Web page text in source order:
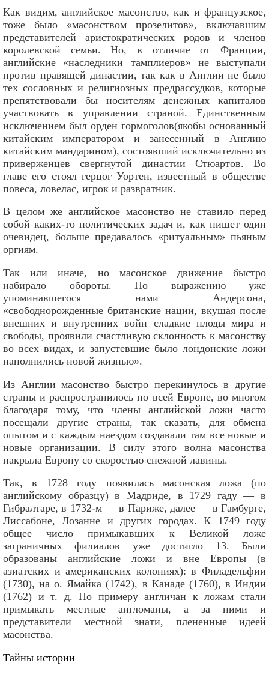
Как видим, английское масонство, как и французское,
тоже было «масонством прозелитов», включавшим
представителей аристократических родов и членов
королевской семьи. Но, в отличие от Франции,
английские «наследники тамплиеров» не выступали
против правящей династии, так как в Англии не было
тех сословных и религиозных предрассудков, которые
препятствовали бы носителям денежных капиталов
участвовать в управлении страной. Единственным
исключением был орден гормоголов(якобы основанный
китайским императором и занесенный в Англию
китайским мандарином), состоявший исключительно из
приверженцев свергнутой династии Стюартов. Во
главе его стоял герцог Уортен, известный в обществе
повеса, ловелас, игрок и развратник.
В целом же английское масонство не ставило перед
собой каких-то политических задач и, как пишет один
очевидец, больше предавалось «ритуальным» пьяным
оргиям.
Так или иначе, но масонское движение быстро
набирало обороты. По выражению уже
упоминавшегося нами Андерсона,
«свободнорожденные британские нации, вкушая после
внешних и внутренних войн сладкие плоды мира и
свободы, проявили счастливую склонность к масонству
во всех видах, и запустевшие было лондонские ложи
наполнились новой жизнью».
Из Англии масонство быстро перекинулось в другие
страны и распространилось по всей Европе, во многом
благодаря тому, что члены английской ложи часто
посещали другие страны, так сказать, для обмена
опытом и с каждым наездом создавали там все новые и
новые организации. В силу этого волна масонства
накрыла Европу со скоростью снежной лавины.
Так, в 1728 году появилась масонская ложа (по
английскому образцу) в Мадриде, в 1729 гаду — в
Гибралтаре, в 1732-м — в Париже, далее — в Гамбурге,
Лиссабоне, Лозанне и других городах. К 1749 году
общее число примыкавших к Великой ложе
заграничных филиалов уже достигло 13. Были
образованы английские ложи и вне Европы (в
азиатских и американских колониях): в Филадельфии
(1730), на о. Ямайка (1742), в Канаде (1760), в Индии
(1762) и т. д. По примеру англичан к ложам стали
примыкать местные англоманы, а за ними и
представители местной знати, плененные идеей
масонства.
Тайны истории